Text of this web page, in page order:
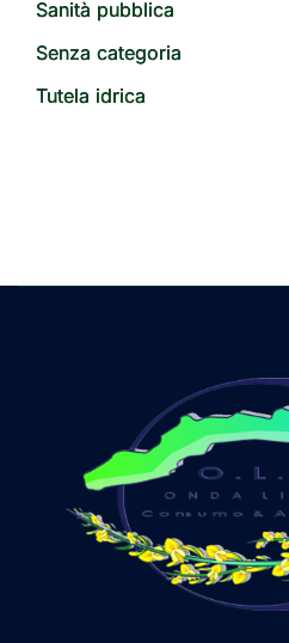
Sanità pubblica
Senza categoria
Tutela idrica